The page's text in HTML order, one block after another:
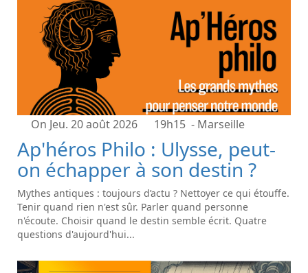
On Jeu. 20 août 2026 19h15 - Marseille
Ap'héros Philo : Ulysse, peut-
on échapper à son destin ?
Mythes antiques : toujours d’actu ? Nettoyer ce qui étouffe.
Tenir quand rien n'est sûr. Parler quand personne
n'écoute. Choisir quand le destin semble écrit. Quatre
questions d'aujourd'hui...